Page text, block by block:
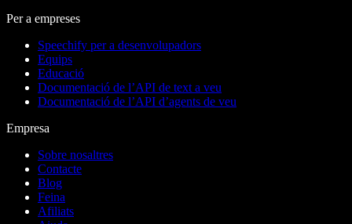
Per a empreses
Speechify per a desenvolupadors
Equips
Educació
Documentació de l’API de text a veu
Documentació de l’API d’agents de veu
Empresa
Sobre nosaltres
Contacte
Blog
Feina
Afiliats